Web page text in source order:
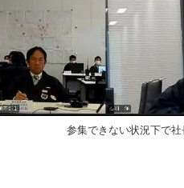
参集できない状況下で